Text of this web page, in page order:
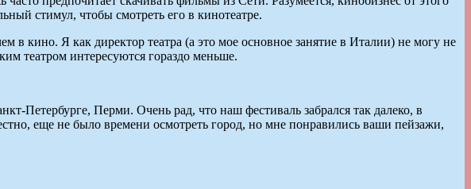
стимул, чтобы смотреть его в кинотеатре.
в кино. Я как директор театра (а это мое основное занятие в Италии) не могу не
театром интересуются гораздо меньше.
Петербурге, Перми. Очень рад, что наш фестиваль забрался так далеко, в
еще не было времени осмотреть город, но мне понравились ваши пейзажи,